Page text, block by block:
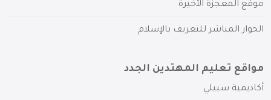
موقع المعجزة الأخيرة
الحوار المباشر للتعريف بالإسلام
مواقع تعليم المهتدين الجدد
أكاديمية سبيلي